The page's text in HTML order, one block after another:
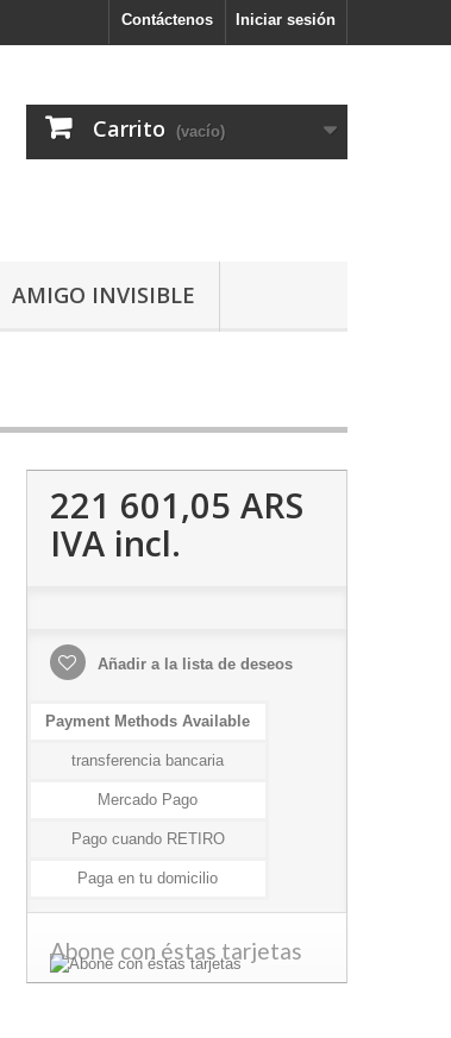
Iniciar sesión
Contáctenos
Carrito (vacío)
AMIGO INVISIBLE
221 601,05 ARS
IVA incl.
Añadir a la lista de deseos
Payment Methods Available
transferencia bancaria
Mercado Pago
Pago cuando RETIRO
Paga en tu domicilio
Abone con éstas tarjetas